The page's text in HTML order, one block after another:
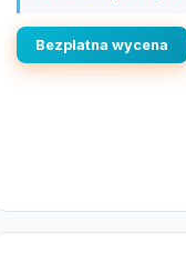
Bezplatna wycena